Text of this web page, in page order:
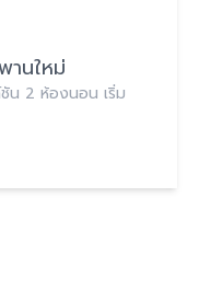
นใหม่
น 2 ห้องนอน เริ่ม